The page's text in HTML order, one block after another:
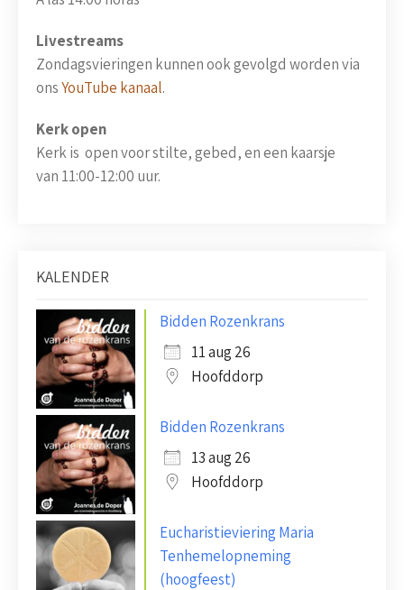
Livestreams
Zondagsvieringen kunnen ook gevolgd worden via
onsYouTube kanaal.
Kerk open
Kerk is open voor stilte, gebed, en een kaarsje
van 11:00-12:00 uur.
KALENDER
Bidden Rozenkrans
11 aug 26
Hoofddorp
Bidden Rozenkrans
13 aug 26
Hoofddorp
Eucharistieviering Maria
Tenhemelopneming
(hoogfeest)